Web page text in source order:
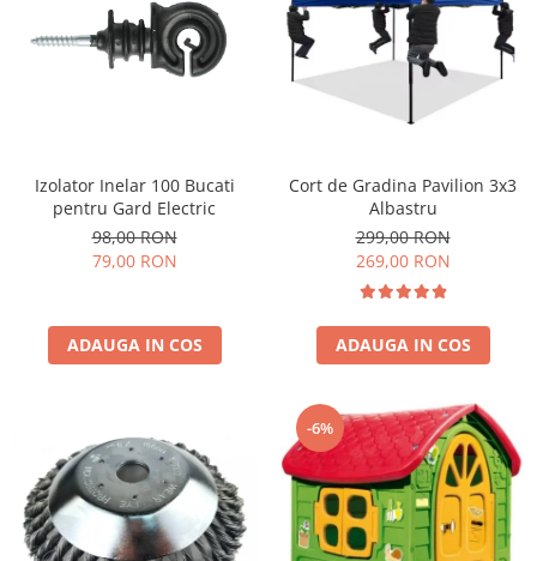
Izolator Inelar 100 Bucati
pentru Gard Electric
98,00 RON
79,00 RON
ADAUGA IN COS
Cort de Gradina Pavilion 3x3
Albastru
299,00 RON
269,00 RON
ADAUGA IN COS
-6%